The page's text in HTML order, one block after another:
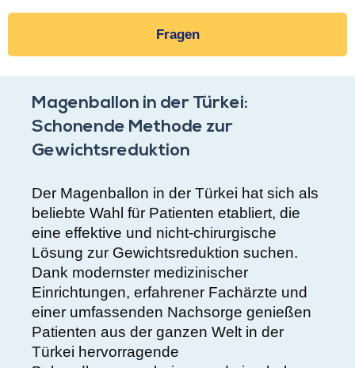
Fragen
Magenballon in der Türkei:
Schonende Methode zur
Gewichtsreduktion
Der Magenballon in der Türkei hat sich als
beliebte Wahl für Patienten etabliert, die
eine effektive und nicht-chirurgische
Lösung zur Gewichtsreduktion suchen.
Dank modernster medizinischer
Einrichtungen, erfahrener Fachärzte und
einer umfassenden Nachsorge genießen
Patienten aus der ganzen Welt in der
Türkei hervorragende